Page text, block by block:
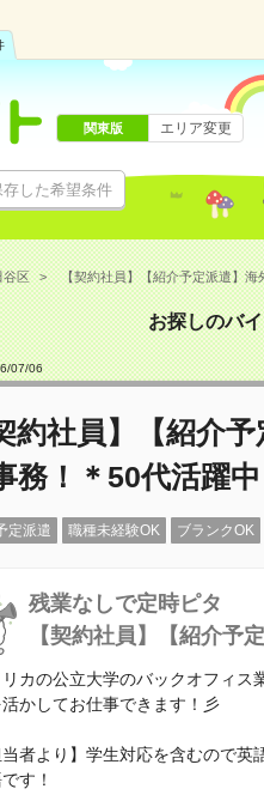
存した希望条件
関東版 エリア変更
谷区 【契約社員】【紹介予定派遣】海
お探しのバ
/07/06
約社員】【紹介
務！＊50代活躍中
定派遣 職種未経験OK ブランクOK
残業なしで定時ピタ
【契約社員】【紹介予
リカの公立大学のバックオフィス
活かしてお仕事できます！彡
当者より】学生対応を含むので
す！